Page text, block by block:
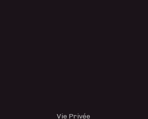
Vie Privée